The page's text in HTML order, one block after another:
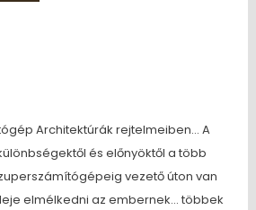
Architektúrák rejtelmeiben… A
és előnyöktől a több
vezető úton van
elmélkedni az embernek… többek